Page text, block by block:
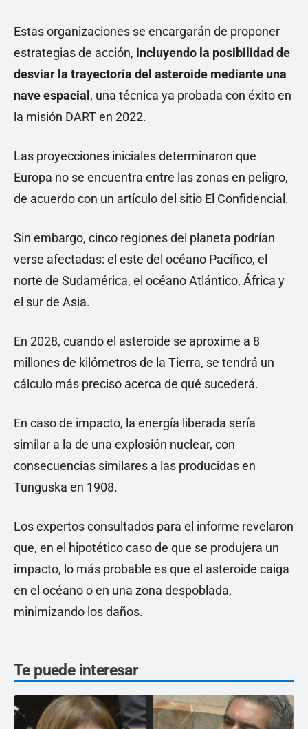
Estas organizaciones se encargarán de proponer
estrategias de acción, incluyendo la posibilidad de
desviar la trayectoria del asteroide mediante una
nave espacial, una técnica ya probada con éxito en
la misión DART en 2022.
Las proyecciones iniciales determinaron que
Europa no se encuentra entre las zonas en peligro,
de acuerdo con un artículo del sitio El Confidencial.
Sin embargo, cinco regiones del planeta podrían
verse afectadas: el este del océano Pacífico, el
norte de Sudamérica, el océano Atlántico, África y
el sur de Asia.
En 2028, cuando el asteroide se aproxime a 8
millones de kilómetros de la Tierra, se tendrá un
cálculo más preciso acerca de qué sucederá.
En caso de impacto, la energía liberada sería
similar a la de una explosión nuclear, con
consecuencias similares a las producidas en
Tunguska en 1908.
Los expertos consultados para el informe revelaron
que, en el hipotético caso de que se produjera un
impacto, lo más probable es que el asteroide caiga
en el océano o en una zona despoblada,
minimizando los daños.
Te puede interesar